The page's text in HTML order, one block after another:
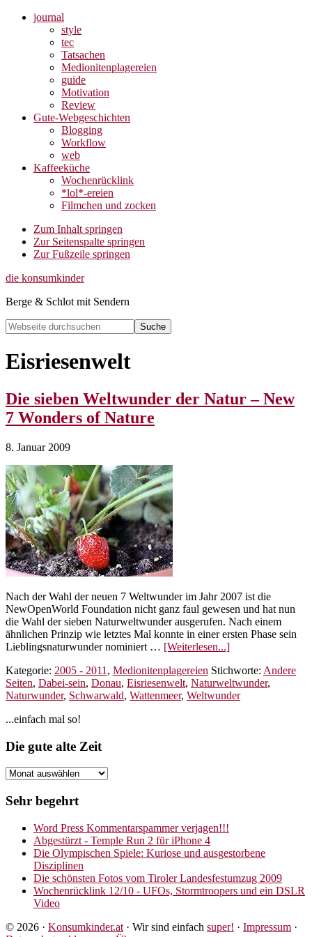
journal
style
tec
Tatsachen
Medionitenplagereien
guide
Motivation
Review
Gute-Webgeschichten
Blogging
Workflow
web
Kaffeeküche
Wochenrücklink
*lol*-ereien
Filmchen und zocken
Zum Inhalt springen
Zur Seitenspalte springen
Zur Fußzeile springen
die konsumkinder
Berge & Schlot mit Sendern
Webseite
durchsuchen
Search
Eisriesenwelt
Die sieben Weltwunder der Natur – New
7 Wonders of Nature
8. Januar 2009
Nach der Wahl der neuen 7 Weltwunder im Jahr 2007 ist die
NewOpenWorld Foundation nicht ganz faul gewesen und hat nun
die Wahl der sieben Naturweltwunder ausgerufen. Nach einem
ähnlichen Prinzip wie letztes Mal konnte in einer ersten Phase sein
Lieblingsnaturwunder nominiert … [Weiterlesen...]ÜberDie
Weltwunder
der
Natur
Kategorie: 2005 - 2011 , Medionitenplagereien Stichworte: Andere
Seiten, Dabei-sein, Donau, Eisriesenwelt, Naturweltwunder,
Naturwunder, Schwarwald, Wattenmeer, Weltwunder
Seitenspalte
...einfach mal so!
Footer
Die gute alte Zeit
Die
alte
Sehr begehrt
Word Press Kommentarspammer verjagen!!!
Abgestürzt - Temple Run 2 für iPhone 4
Die Olympischen Spiele: Kuriose und ausgestorbene
Disziplinen
Die schönsten Fotos vom Tiroler Landesfestumzug 2009
Wochenrücklink 12/10 - UFOs, Stormtroopers und ein DSLR
Video
© 2026 · Konsumkinder.at · Wir sind einfach super! · Impressum ·